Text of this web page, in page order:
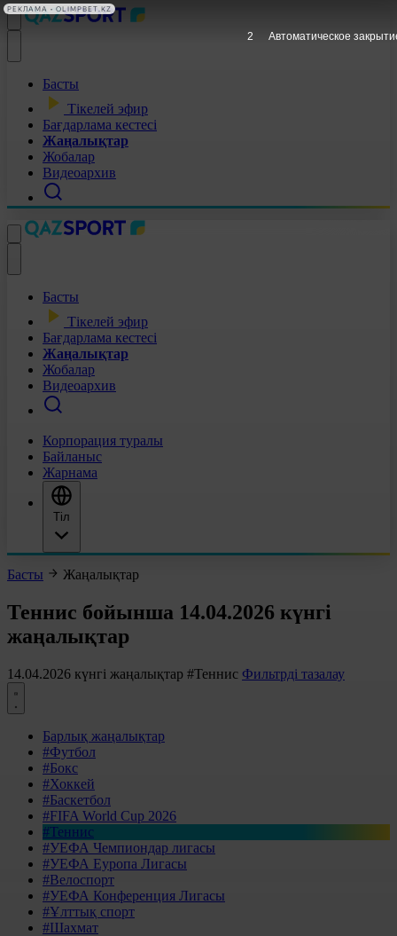
Басты
Тікелей эфир
Бағдарлама кестесі
Жаңалықтар
Жобалар
Видеоархив
Басты
Тікелей эфир
Бағдарлама кестесі
Жаңалықтар
Жобалар
Видеоархив
Корпорация туралы
Байланыс
Жарнама
Тіл
Басты Жаңалықтар
Теннис бойынша 14.04.2026 күнгі
жаңалықтар
14.04.2026 күнгі жаңалықтар #Теннис Фильтрді тазалау
Барлық жаңалықтар
#Футбол
#Бокс
#Хоккей
#Баскетбол
#FIFA World Cup 2026
#Теннис
#УЕФА Чемпиондар лигасы
#УЕФА Еуропа Лигасы
#Велоспорт
#УЕФА Конференция Лигасы
#Ұлттық спорт
#Шахмат
1 Автоматическое
РЕКЛАМА • OLIMPBET.KZ